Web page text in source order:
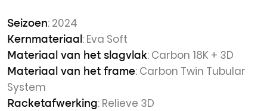
Seizoen: 2024
Kernmateriaal : Eva Soft
Materiaal van het slagvlak: Carbon 18K + 3D
Materiaal van het frame: Carbon Twin Tubular
System
Racketafwerking: Relieve 3D